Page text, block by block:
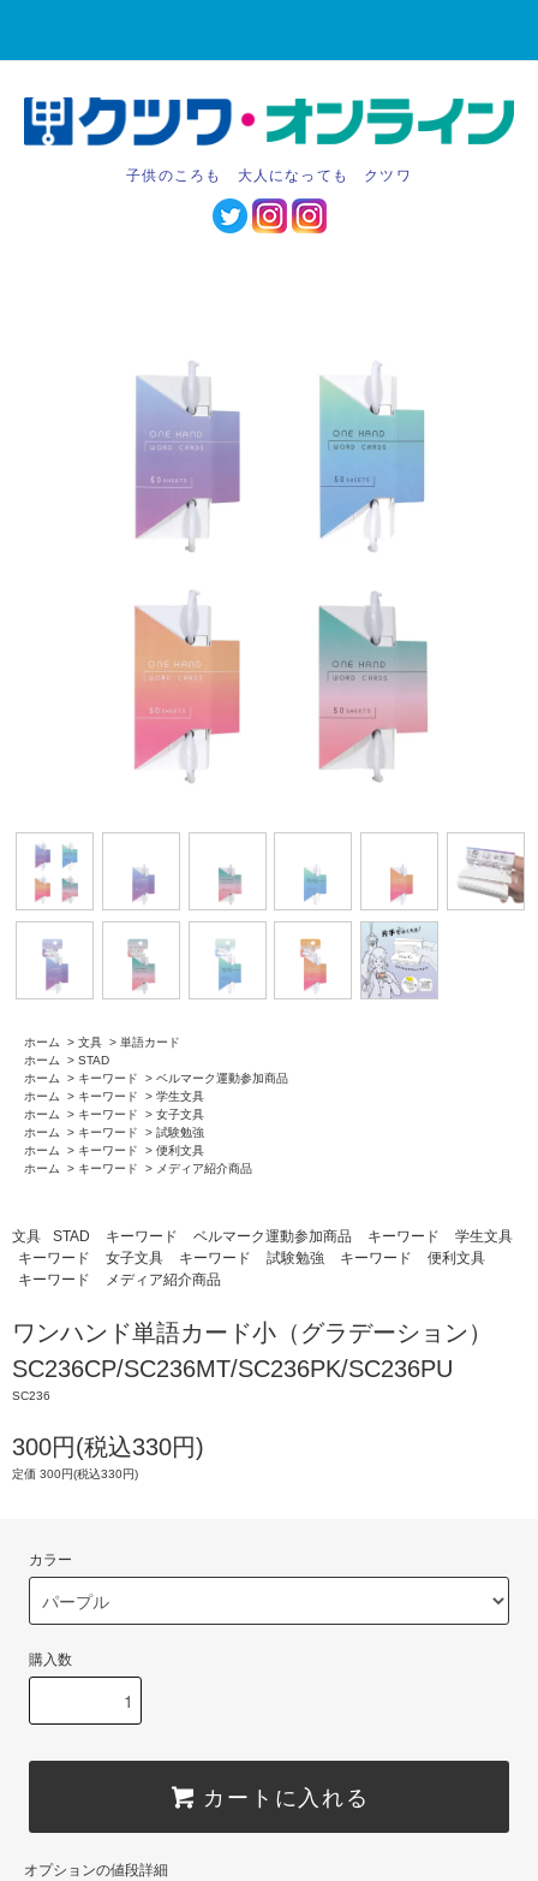
子供のころも 大人になっても クツワ
ホーム > 文具 > 単語カード
ホーム
> STAD
ホーム
> キーワード > ベルマーク運動参加商品
ホーム
> キーワード > 学生文具
ホーム
> キーワード > 女子文具
ホーム
> キーワード > 試験勉強
ホーム
> キーワード > 便利文具
ホーム
> キーワード > メディア紹介商品
文具 STAD キーワード ベルマーク運動参加商品 キーワード
学生文具
キーワード
女子文具 キーワード 試験勉強 キーワード
便利文具
キーワード
メディア紹介商品
ワンハンド単語カード小（グラデーション）
SC236CP/SC236MT/SC236PK/SC236PU
SC236
300円(税込330円)
定価 300円(税込330円)
カラー
購入数
カートに入れる
オプションの値段詳細